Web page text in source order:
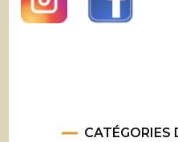
CATÉGORIES